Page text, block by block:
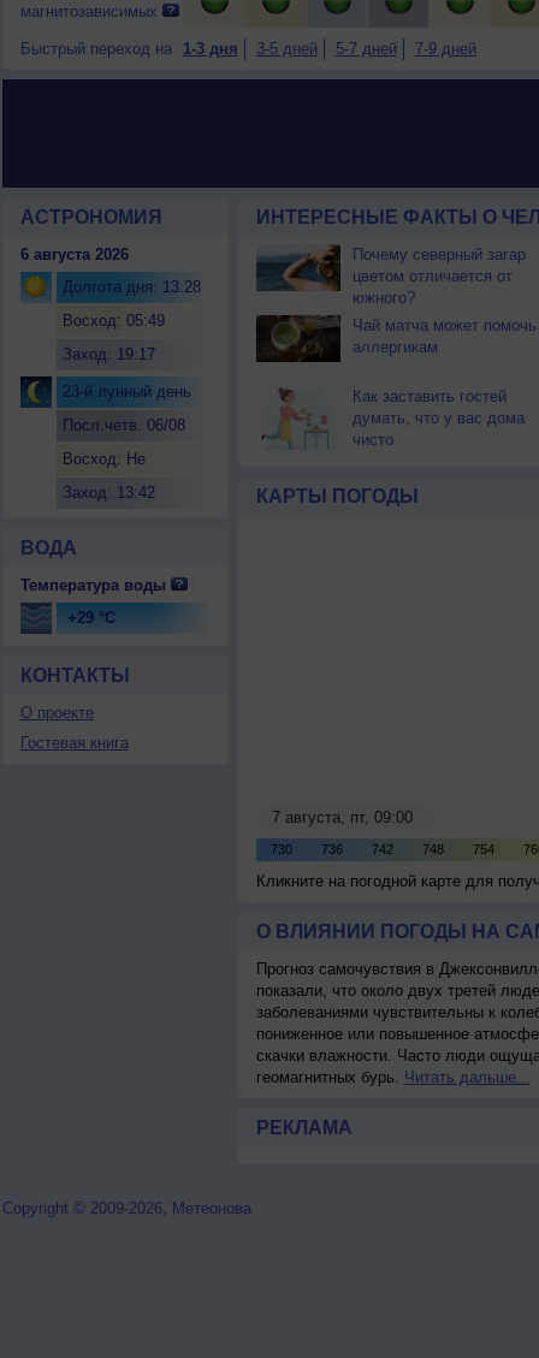
магнитозависимых
Быстрый переход на 1-3 дня 3-5 дней 5-7 дней 7-9 дней
АСТРОНОМИЯ
6 августа 2026
Долгота дня: 13:28
Восход: 05:49
Заход: 19:17
23-й лунный день
Посл.четв. 06/08
Восход: Не
Заход: 13:42
ВОДА
Температура воды
+29 °C
КОНТАКТЫ
О проекте
Гостевая книга
ИНТЕРЕСНЫЕ ФАКТЫ О
Почему северный загар
цветом отличается от
южного?
Чай матча может помочь
аллергикам
Как заставить гостей
думать, что у вас дома
чисто
КАРТЫ ПОГОДЫ
Кликните на погодной карте для
О ВЛИЯНИИ ПОГОДЫ НА
Прогноз самочувствия в
показали, что около двух третей
заболеваниями чувствительны к
пониженное или повышенное
скачки влажности. Часто люди
геомагнитных бурь. Читать дальше...
РЕКЛАМА
Copyright © 2009-2026, Метеонова